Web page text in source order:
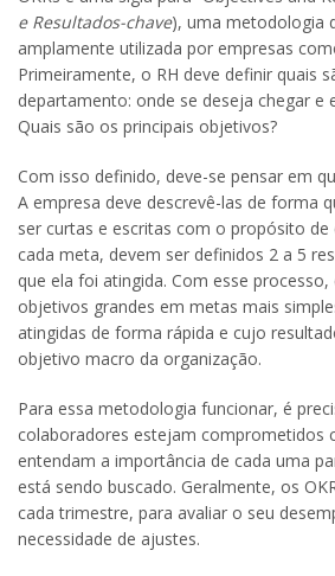
e Resultados-chave), uma metodologia
amplamente utilizada por empresas
Primeiramente, o RH deve definir quais
departamento: onde se deseja chegar e
Quais são os principais objetivos?
Com isso definido, deve-se pensar em
A empresa deve descrevê-las de forma
ser curtas e escritas com o propósito de
cada meta, devem ser definidos 2 a 5
que ela foi atingida. Com esse
objetivos grandes em metas mais
atingidas de forma rápida e cujo
objetivo macro da organização.
Para essa metodologia funcionar, é
colaboradores estejam comprometidos
entendam a importância de cada uma
está sendo buscado. Geralmente, os
cada trimestre, para avaliar o seu
necessidade de ajustes.